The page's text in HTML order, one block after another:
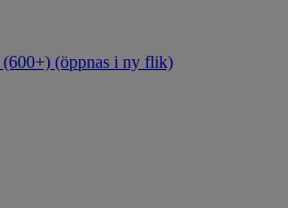
(600+) (öppnas i ny flik)